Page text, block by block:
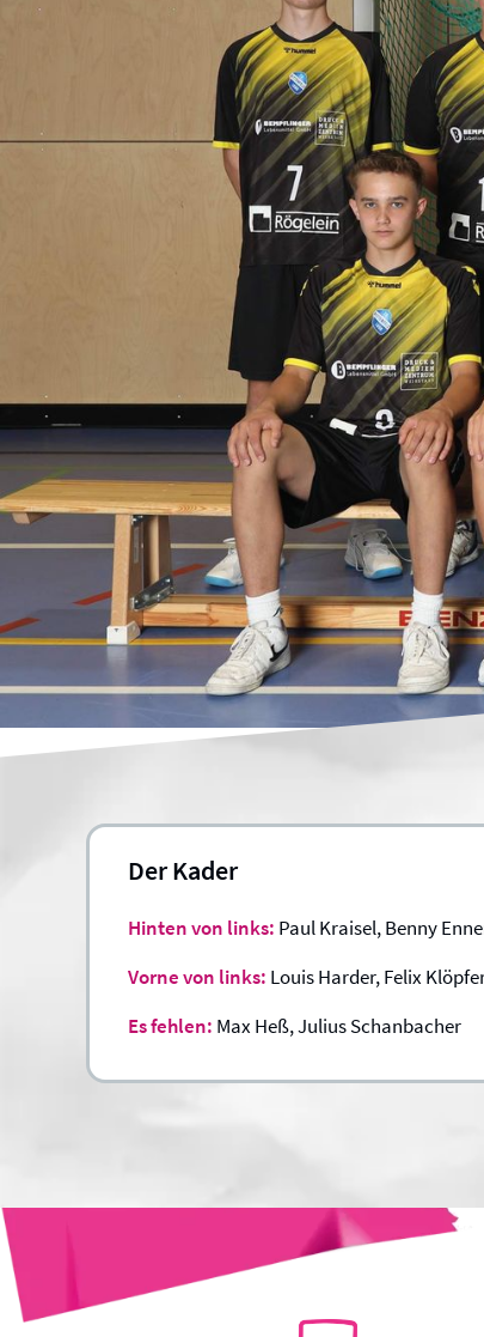
Der Kader
Hinten von links: Paul Kraisel, Benny
Vorne von links: Louis Harder, Felix
Es fehlen: Max Heß, Julius Schanbacher